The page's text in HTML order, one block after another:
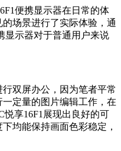
便携显示器在日常的体
场景进行了实际体验，通
显示器对于普通用户来说
双屏办公，因为笔者平常
定量的图片编辑工作，在
享16F1展现出良好的可
均能保持画面色彩稳定，